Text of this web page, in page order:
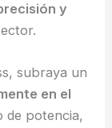
y
subraya un
en el
de potencia,